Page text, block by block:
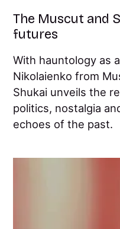
The Muscut and
futures
With hauntology as
Nikolaienko from
Shukai unveils the
politics, nostalgia
echoes of the past.